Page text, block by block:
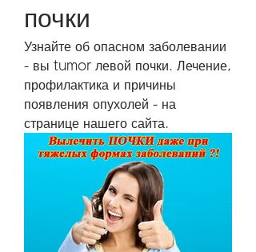
почки
Узнайте об опасном заболевании
- вы tumor левой почки. Лечение,
профилактика и причины
появления опухолей - на
странице нашего сайта.